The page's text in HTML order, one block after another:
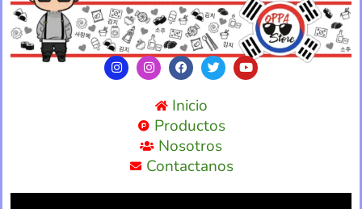
Inicio
Productos
Nosotros
Contactanos